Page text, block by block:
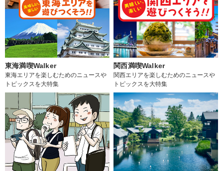
東海満喫Walker
東海エリアを楽しむためのニュースや
トピックスを大特集
関西満喫Walker
関西エリアを楽しむためのニュースや
トピックスを大特集